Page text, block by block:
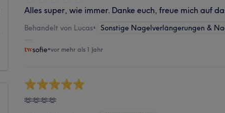
Alles super, wie immer. Danke euch, freue mich auf
Behandelt von Lucas• Sonstige Nagelverlängerungen &
sofie•vor mehr als 1 Jahr
🫶🫶🫶🫶